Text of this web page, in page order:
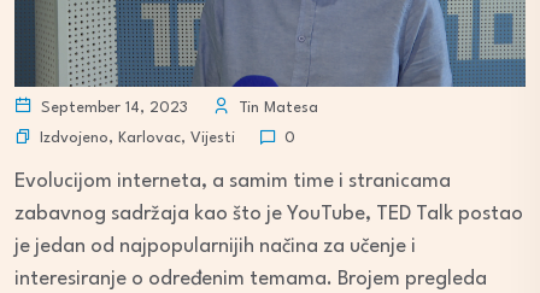
September 14, 2023
Tin Matesa
Izdvojeno, Karlovac, Vijesti 0
Evolucijom interneta, a samim time i stranicama
zabavnog sadržaja kao što je YouTube, TED Talk postao
je jedan od najpopularnijih načina za učenje i
interesiranje o određenim temama. Brojem pregleda